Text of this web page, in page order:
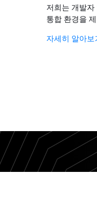
저희는 개발
통합 환경을
자세히 알아보